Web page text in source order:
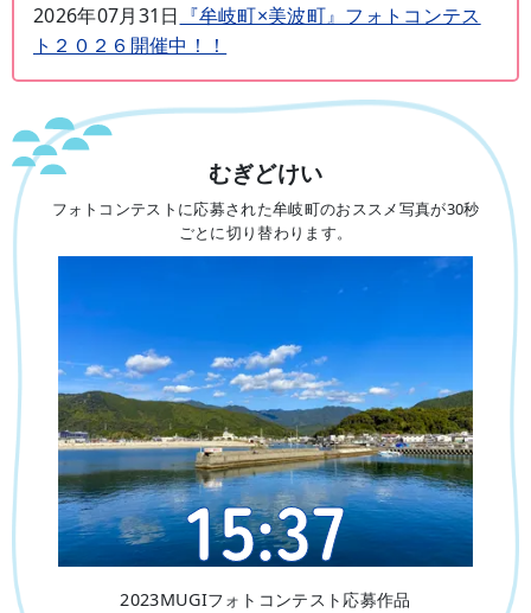
2026年07月31日 『牟岐町×美波町』フォトコンテス
ト２０２６開催中！！
むぎどけい
フォトコンテストに応募された牟岐町のおススメ写真が30秒
ごとに切り替わります。
15:37
2023MUGIフォトコンテスト応募作品